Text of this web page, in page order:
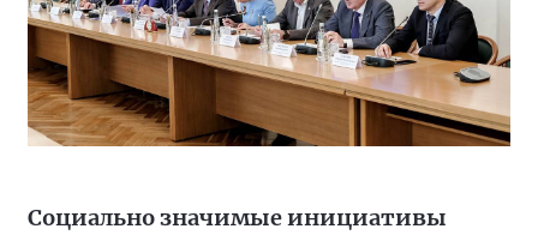
Социально значимые инициативы